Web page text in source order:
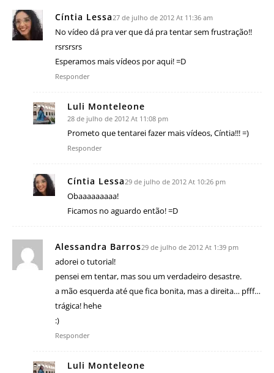
Cíntia Lessa 27 de julho de 2012 At 11:36 am
No vídeo dá pra ver que dá pra tentar sem frustração!!
rsrsrsrs
Esperamos mais vídeos por aqui! =D
Responder
Luli Monteleone
28 de julho de 2012 At 11:08 pm
Prometo que tentarei fazer mais vídeos, Cíntia!!! =)
Responder
Cíntia Lessa 29 de julho de 2012 At 10:26 pm
Obaaaaaaaaa!
Ficamos no aguardo então! =D
Alessandra Barros29 de julho de 2012 At 1:39 pm
adorei o tutorial!
pensei em tentar, mas sou um verdadeiro desastre.
a mão esquerda até que fica bonita, mas a direita… pfff…
trágica! hehe
:)
Responder
Luli Monteleone